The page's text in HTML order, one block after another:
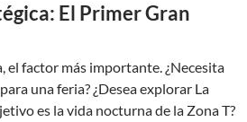
El Primer Gran
el factor más importante. ¿Necesita
una feria? ¿Desea explorar La
es la vida nocturna de la Zona T?